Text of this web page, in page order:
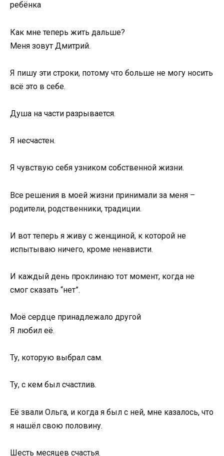
ребёнка
Как мне теперь жить дальше?
Меня зовут Дмитрий.
Я пишу эти строки, потому что больше не могу носить
всё это в себе.
Душа на части разрывается.
Я несчастен.
Я чувствую себя узником собственной жизни.
Все решения в моей жизни принимали за меня –
родители, родственники, традиции.
И вот теперь я живу с женщиной, к которой не
испытываю ничего, кроме ненависти.
И каждый день проклинаю тот момент, когда не
смог сказать “нет”.
Моё сердце принадлежало другой
Я любил её.
Ту, которую выбрал сам.
Ту, с кем был счастлив.
Её звали Ольга, и когда я был с ней, мне казалось, что
я нашёл свою половину.
Шесть месяцев счастья.